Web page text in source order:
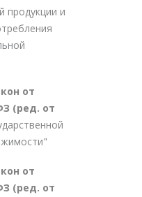
продукции и
от
(ред. от
от
(ред. от